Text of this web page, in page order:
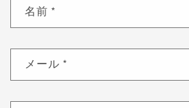
名前 *
メール *